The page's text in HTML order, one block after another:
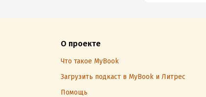
О проекте
Что такое MyBook
Загрузить подкаст в MyBook и Литрес
Помощь